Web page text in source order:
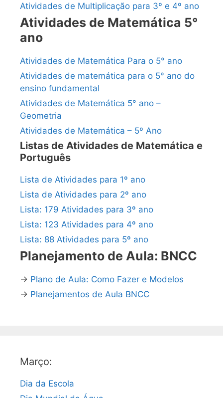
Atividades de Multiplicação para 3º e 4º ano
Atividades de Matemática 5°
ano
Atividades de Matemática Para o 5° ano
Atividades de matemática para o 5° ano do
ensino fundamental
Atividades de Matemática 5° ano –
Geometria
Atividades de Matemática – 5º Ano
Listas de Atividades de Matemática e
Português
Lista de Atividades para 1º ano
Lista de Atividades para 2º ano
Lista: 179 Atividades para 3º ano
Lista: 123 Atividades para 4º ano
Lista: 88 Atividades para 5º ano
Planejamento de Aula: BNCC
→ Plano de Aula: Como Fazer e Modelos
→ Planejamentos de Aula BNCC
Março:
Dia da Escola